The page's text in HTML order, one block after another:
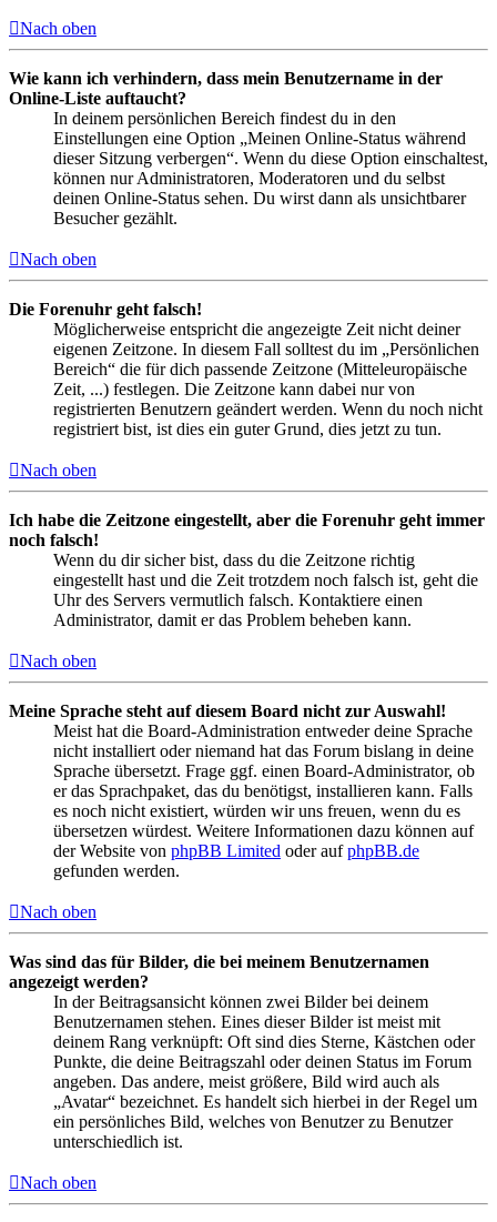
Nach oben
Wie kann ich verhindern, dass mein Benutzername in der
Online-Liste auftaucht?
In deinem persönlichen Bereich findest du in den
Einstellungen eine Option „Meinen Online-Status während
dieser Sitzung verbergen“. Wenn du diese Option einschaltest,
können nur Administratoren, Moderatoren und du selbst
deinen Online-Status sehen. Du wirst dann als unsichtbarer
Besucher gezählt.
Nach oben
Die Forenuhr geht falsch!
Möglicherweise entspricht die angezeigte Zeit nicht deiner
eigenen Zeitzone. In diesem Fall solltest du im „Persönlichen
Bereich“ die für dich passende Zeitzone (Mitteleuropäische
Zeit, ...) festlegen. Die Zeitzone kann dabei nur von
registrierten Benutzern geändert werden. Wenn du noch nicht
registriert bist, ist dies ein guter Grund, dies jetzt zu tun.
Nach oben
Ich habe die Zeitzone eingestellt, aber die Forenuhr geht immer
noch falsch!
Wenn du dir sicher bist, dass du die Zeitzone richtig
eingestellt hast und die Zeit trotzdem noch falsch ist, geht die
Uhr des Servers vermutlich falsch. Kontaktiere einen
Administrator, damit er das Problem beheben kann.
Nach oben
Meine Sprache steht auf diesem Board nicht zur Auswahl!
Meist hat die Board-Administration entweder deine Sprache
nicht installiert oder niemand hat das Forum bislang in deine
Sprache übersetzt. Frage ggf. einen Board-Administrator, ob
er das Sprachpaket, das du benötigst, installieren kann. Falls
es noch nicht existiert, würden wir uns freuen, wenn du es
übersetzen würdest. Weitere Informationen dazu können auf
der Website von phpBB Limited oder aufphpBB.de
gefunden werden.
Nach oben
Was sind das für Bilder, die bei meinem Benutzernamen
angezeigt werden?
In der Beitragsansicht können zwei Bilder bei deinem
Benutzernamen stehen. Eines dieser Bilder ist meist mit
deinem Rang verknüpft: Oft sind dies Sterne, Kästchen oder
Punkte, die deine Beitragszahl oder deinen Status im Forum
angeben. Das andere, meist größere, Bild wird auch als
„Avatar“ bezeichnet. Es handelt sich hierbei in der Regel um
ein persönliches Bild, welches von Benutzer zu Benutzer
unterschiedlich ist.
Nach oben